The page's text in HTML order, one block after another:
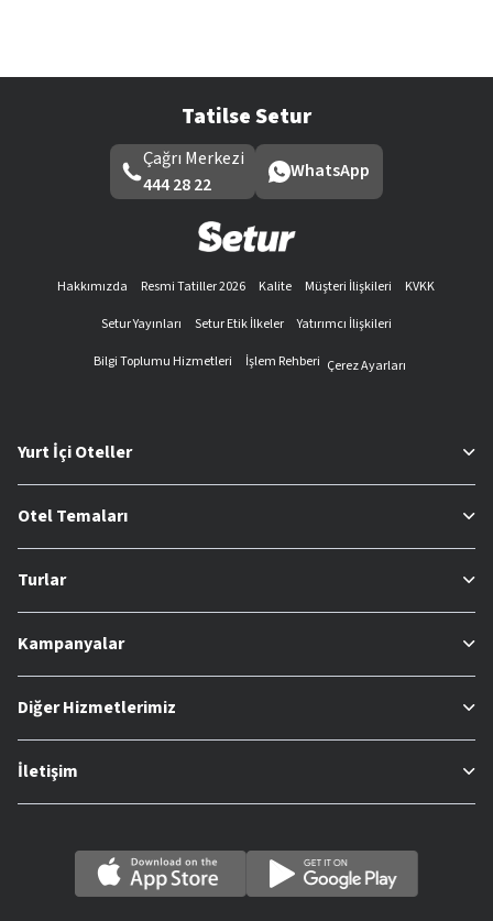
Tatilse Setur
Çağrı Merkezi
444 28 22
WhatsApp
Hakkımızda Resmi Tatiller 2026 Kalite Müşteri İlişkileri
KVKK
Setur Yayınları
Setur Etik İlkeler
Yatırımcı İlişkileri
Bilgi Toplumu Hizmetleri
İşlem Rehberi Çerez Ayarları
Yurt İçi Oteller
Otel Temaları
Turlar
Kampanyalar
Diğer Hizmetlerimiz
İletişim